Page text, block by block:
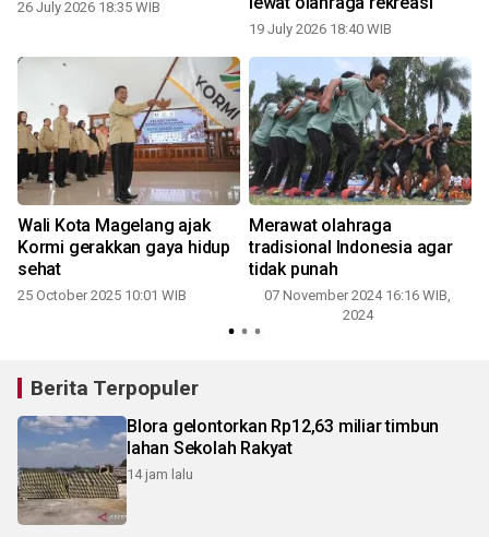
26 July 2026 18:35 WIB
19 July 2026 18:40 WIB
Wali Kota Magelang ajak
Kormi gerakkan gaya hidup
sehat
25 October 2025 10:01 WIB
Merawat olahraga
tradisional Indonesia agar
tidak punah
07 November 2024 16:16 WIB,
2024
Berita Terpopuler
Blora gelontorkan Rp12,63 miliar timbun
lahan Sekolah Rakyat
14 jam lalu